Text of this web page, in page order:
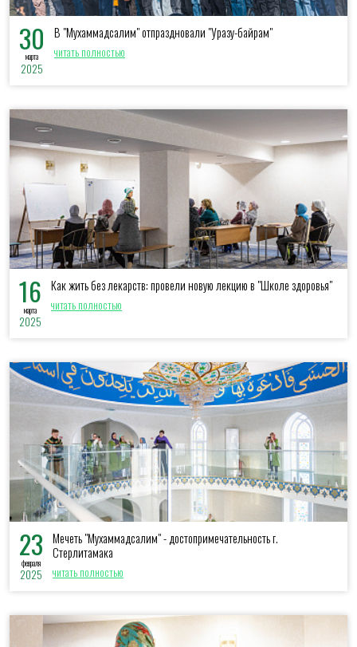
30
марта
2025
В "Мухаммадсалим" отпраздновали "Уразу-байрам"
читать полностью
16
марта
2025
Как жить без лекарств: провели новую лекцию в "Школе здоровья"
читать полностью
23
февраля
2025
Мечеть "Мухаммадсалим" - достопримечательность г.
Стерлитамака
читать полностью